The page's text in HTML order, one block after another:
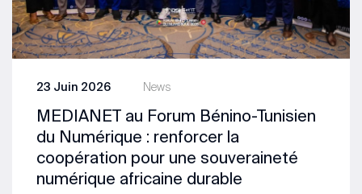
News
23 Juin 2026
MEDIANET au Forum Bénino-Tunisien
du Numérique : renforcer la
coopération pour une souveraineté
numérique africaine durable